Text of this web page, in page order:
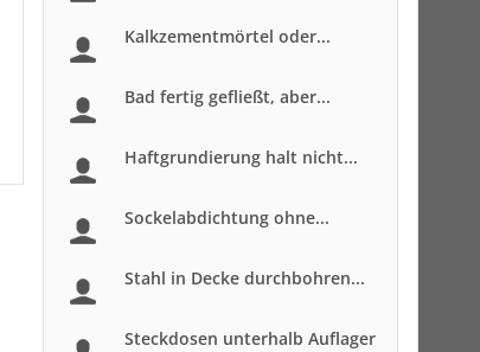
Kalkzementmörtel oder...
Bad fertig gefließt, aber...
Haftgrundierung halt nicht...
Sockelabdichtung ohne...
Stahl in Decke durchbohren...
Steckdosen unterhalb Auflager